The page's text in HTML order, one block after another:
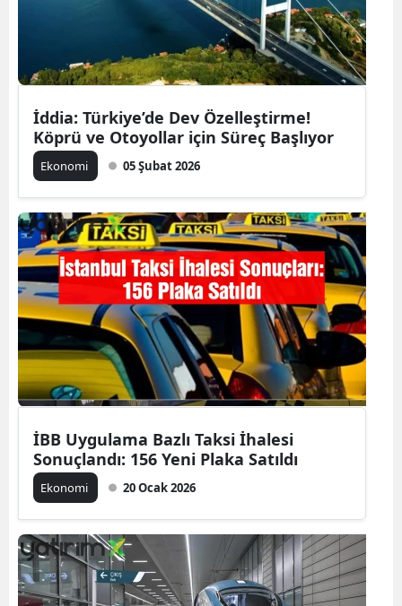
İddia: Türkiye’de Dev Özelleştirme!
Köprü ve Otoyollar için Süreç Başlıyor
Ekonomi 05 Şubat 2026
İBB Uygulama Bazlı Taksi İhalesi
Sonuçlandı: 156 Yeni Plaka Satıldı
Ekonomi 20 Ocak 2026